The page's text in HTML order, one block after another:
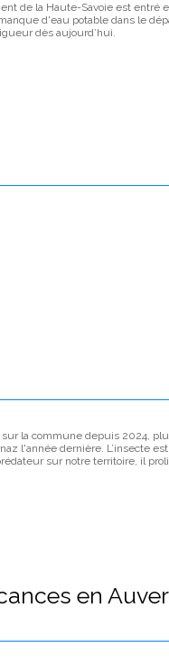
de la Haute-Savoie est entré
d'eau potable dans le
dès aujourd’hui.
la commune depuis 2024,
l'année dernière. L’insecte
sur notre territoire, il
en